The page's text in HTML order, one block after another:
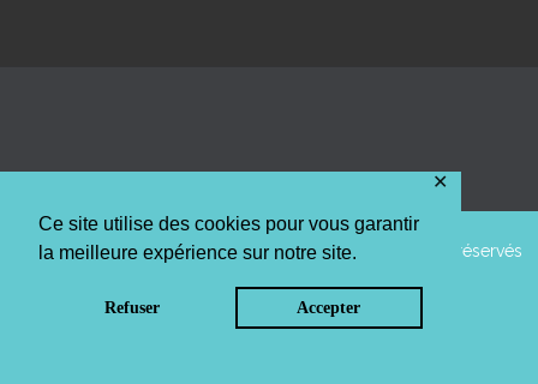
Ce site utilise des cookies pour vous garantir
la meilleure expérience sur notre site.
Refuser Accepter
✕
© 2014 AAPPMA La truite de l'Arc Mosellan • Tous droits réservés